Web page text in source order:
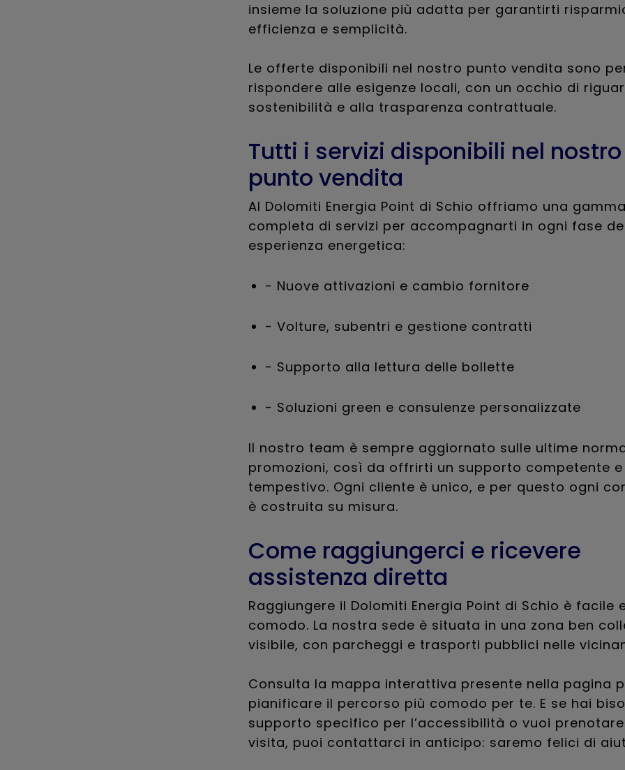
insieme la soluzione più adatta per garantirti
efficienza e semplicità.
Le offerte disponibili nel nostro punto vendita sono
rispondere alle esigenze locali, con un occhio di
sostenibilità e alla trasparenza contrattuale.
Tutti i servizi disponibili nel nostro
punto vendita
Al Dolomiti Energia Point di Schio offriamo una
completa di servizi per accompagnarti in ogni fase
esperienza energetica:
- Nuove attivazioni e cambio fornitore
- Volture, subentri e gestione contratti
- Supporto alla lettura delle bollette
- Soluzioni green e consulenze personalizzate
Il nostro team è sempre aggiornato sulle ultime
promozioni, così da offrirti un supporto competente e
tempestivo. Ogni cliente è unico, e per questo ogni
è costruita su misura.
Come raggiungerci e ricevere
assistenza diretta
Raggiungere il Dolomiti Energia Point di Schio è facile
comodo. La nostra sede è situata in una zona ben
visibile, con parcheggi e trasporti pubblici nelle
Consulta la mappa interattiva presente nella pagina
pianificare il percorso più comodo per te. E se hai
supporto specifico per l’accessibilità o vuoi
visita, puoi contattarci in anticipo: saremo felici di